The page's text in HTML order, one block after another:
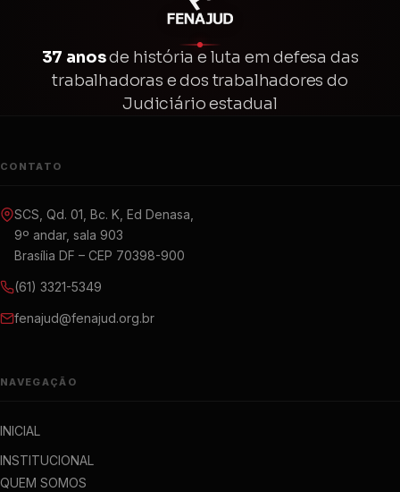
37 anosde história e luta em defesa das
trabalhadoras e dos trabalhadores do
Judiciário estadual
CONTATO
SCS, Qd. 01, Bc. K, Ed Denasa,
9º andar, sala 903
Brasília DF – CEP 70398-900
(61) 3321-5349
fenajud@fenajud.org.br
NAVEGAÇÃO
INICIAL
INSTITUCIONAL
QUEM SOMOS